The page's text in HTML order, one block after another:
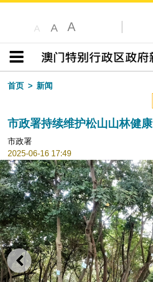
A A A
目录
首页
新闻
市政署持续维护松山山林健康
市政署
2025-06-16 17:49
上一则